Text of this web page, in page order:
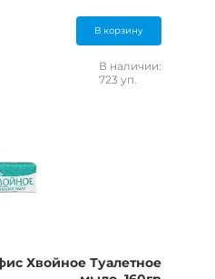
В корзину
В наличии:
723 уп.
Хвойное Туалетное